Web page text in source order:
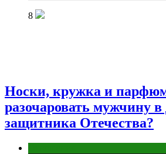
8
Носки, кружка и
разочаровать мужчину
защитника Отечества?